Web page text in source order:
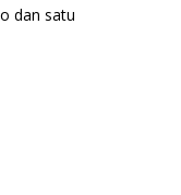
dan satu